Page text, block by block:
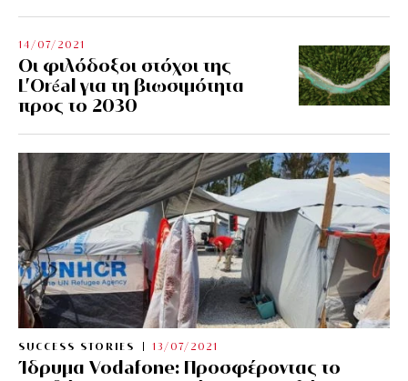
14/07/2021
Οι φιλόδοξοι στόχοι της
L’Oréal για τη βιωσιμότητα
προς το 2030
SUCCESS STORIES 13/07/2021
Ίδρυμα Vodafone: Προσφέροντας το